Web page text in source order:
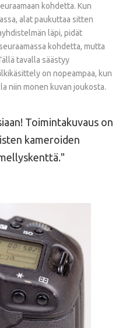
kohdetta. Kun
alat paukuttaa sitten
läpi, pidät
kohdetta, mutta
tavalla säästyy
on nopeampaa, kun
niin monen kuvan joukosta.
Toimintakuvaus on
kameroiden